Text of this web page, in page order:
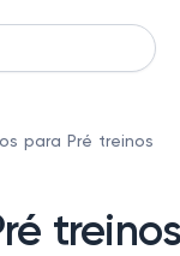
para Pré treinos
treinos